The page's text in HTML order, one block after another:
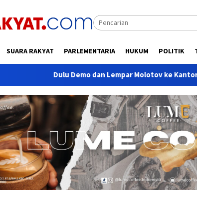
SUARA RAKYAT PARLEMENTARIA HUKUM POLITIK
dan Lempar Molotov ke Kantor Golkar, Kini Basri